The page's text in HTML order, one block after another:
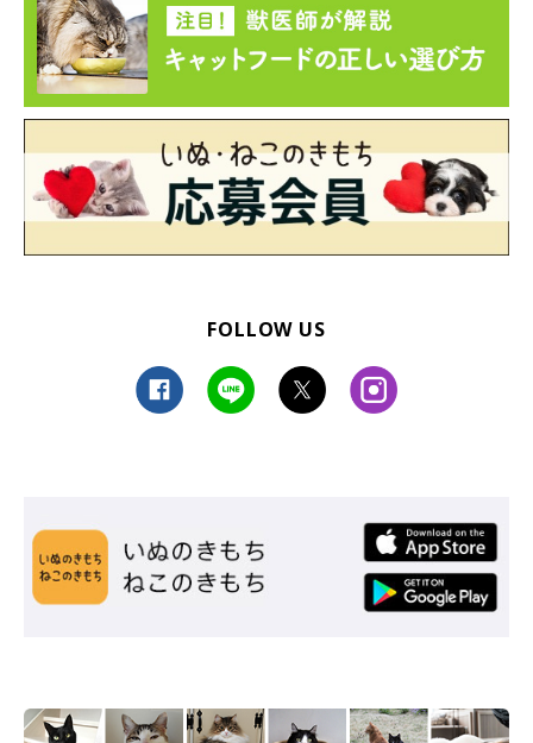
い水をつくる自動給水器。
猫用は猫が水を飲みやすい
山形になっており、飼育数
類から選べます。
＞公式サイトはこちら
２
リッチェル
プレアクア キャットウォーター
ファウンテン
独自の浄水カートリッジを
使用した、循環式自動給水
器。猫が水を飲みやすいよ
れています。サイズはS・M
＞公式サイトはこちら
替えることができます。
＞公式サイトはこちら
が大切。日ごろから猫の排尿量や飲水量などの健康状態を把握
FOLLOW US